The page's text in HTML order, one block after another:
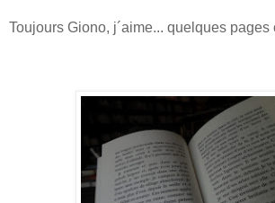
Toujours Giono, j´aime... quelques pages